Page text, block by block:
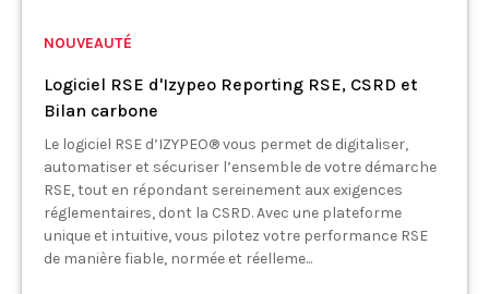
NOUVEAUTÉ
Logiciel RSE d'Izypeo Reporting RSE, CSRD et
Bilan carbone
Le logiciel RSE d’IZYPEO® vous permet de digitaliser,
automatiser et sécuriser l’ensemble de votre démarche
RSE, tout en répondant sereinement aux exigences
réglementaires, dont la CSRD. Avec une plateforme
unique et intuitive, vous pilotez votre performance RSE
de manière fiable, normée et réelleme...